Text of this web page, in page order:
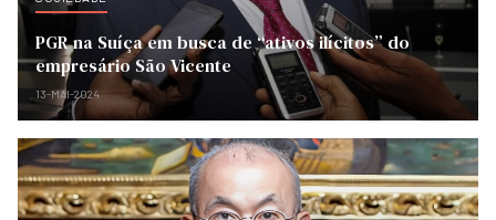
PGR na Suíça em busca de “ativos ilícitos” do
empresário São Vicente
13-MAI-2024